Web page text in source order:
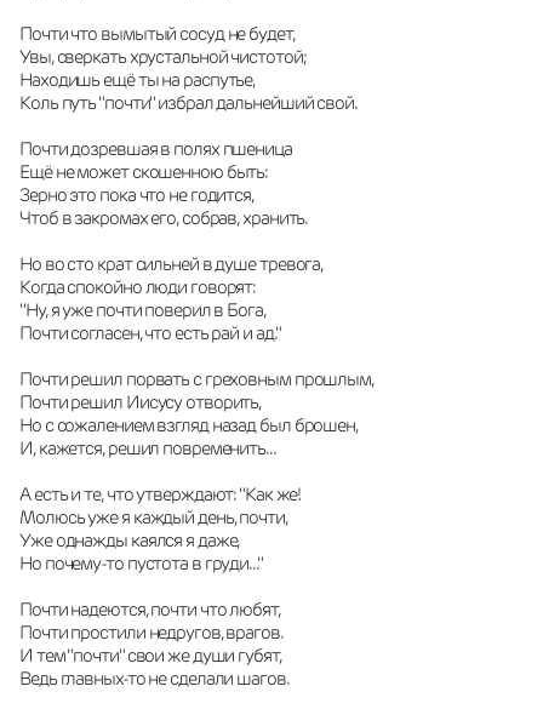
Почти что вымытый сосуд не будет,
Увы, сверкать хрустальной чистотой;
Находишь ещё ты на распутье,
Коль путь "почти" избрал дальнейший свой.
Почти дозревшая в полях пшеница
Ещё не может скошенною быть:
Зерно это пока что не годится,
Чтоб в закромах его, собрав, хранить.
Но во сто крат сильней в душе тревога,
Когда спокойно люди говорят:
"Ну, я уже почти поверил в Бога,
Почти согласен, что есть рай и ад."
Почти решил порвать с греховным прошлым,
Почти решил Иисусу отворить,
Но с сожалением взгляд назад был брошен,
И, кажется, решил повременить...
А есть и те, что утверждают: "Как же!
Молюсь уже я каждый день, почти,
Уже однажды каялся я даже,
Но почему-то пустота в груди..."
Почти надеются, почти что любят,
Почти простили недругов, врагов.
И тем "почти" свои же души губят,
Ведь главных-то не сделали шагов.